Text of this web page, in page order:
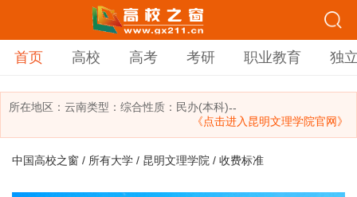
首页 高校 高考 考研 职业教育 独
所在地区： 云南类型： 综合性质：民办(本科)--
《点击进入昆明文理学院官网》
中国高校之窗 / 所有大学 / 昆明文理学院 / 收费标准